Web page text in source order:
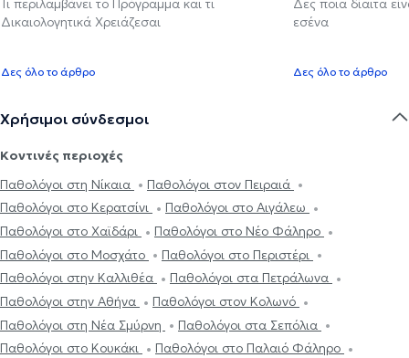
Τι περιλαμβάνει το Πρόγραμμα και τι
Δικαιολογητικά Χρειάζεσαι
Δες όλο το άρθρο
Δες ποια δίαιτα
εσένα
Δες όλο το άρθρο
Χρήσιμοι σύνδεσμοι
Κοντινές περιοχές
Παθολόγοι στη Νίκαια
Παθολόγοι στον Πειραιά
Παθολόγοι στο Κερατσίνι
Παθολόγοι στο Αιγάλεω
Παθολόγοι στο Χαϊδάρι
Παθολόγοι στο Νέο Φάληρο
Παθολόγοι στο Μοσχάτο
Παθολόγοι στο Περιστέρι
Παθολόγοι στην Καλλιθέα
Παθολόγοι στα Πετράλωνα
Παθολόγοι στην Αθήνα
Παθολόγοι στον Κολωνό
Παθολόγοι στη Νέα Σμύρνη
Παθολόγοι στα Σεπόλια
Παθολόγοι στο Κουκάκι
Παθολόγοι στο Παλαιό Φάληρο